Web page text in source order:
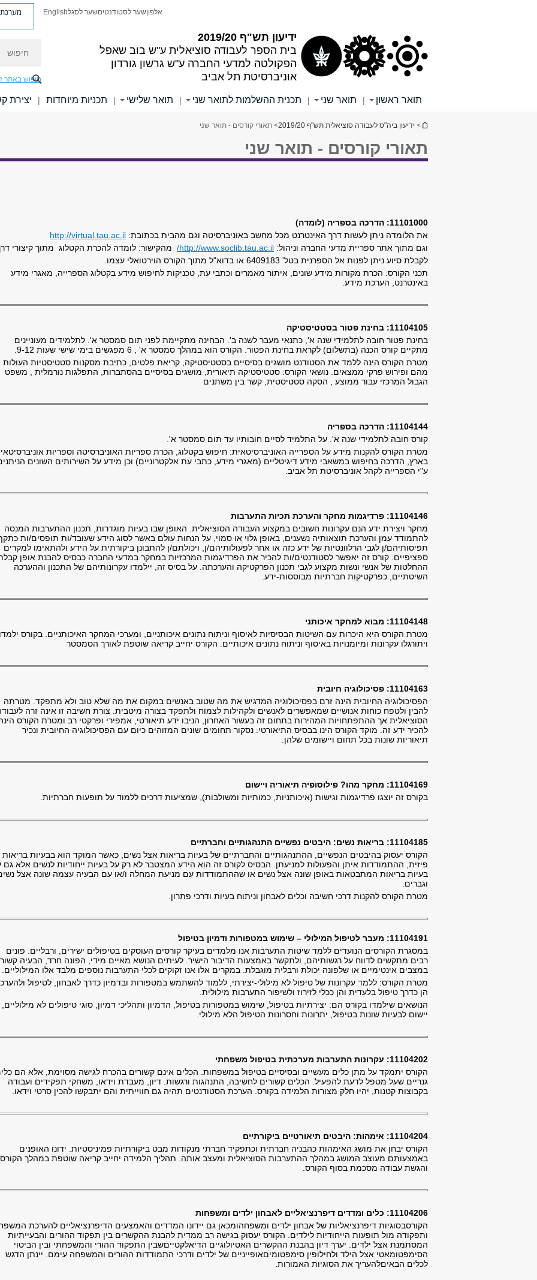
ידיעון תש"ף 2019/20
בית הספר לעבודה סוציאלית ע"ש בוב שאפל
הפקולטה למדעי החברה ע"ש גרשון גורדון
אוניברסיטת תל אביב
אלפוןשער לסטודנטיםשער לסגלEnglish מערכת
חיפוש באתר
תואר ראשון | תואר שני | תכנית ההשלמות לתואר שני | תואר שלישי | תכניות מיוחדות | יצירת
הינך נמצא כאן
> ידיעון ביה"ס לעבודה סוציאלית תש"ף 2019/20 > תאורי קורסים - תואר שני
תאורי קורסים - תואר שני
11101000: הדרכה בספריה (לומדה)
את הלומדה ניתן לעשות דרך האינטרנט מכל מחשב באוניברסיטה וגם מהבית בכתובת: http://virtual.tau.ac.il
וגם מתוך אתר ספריית מדעי החברה וניהול: http://www.soclib.tau.ac.il/
מהקישור: לומדה להכרת הקטלוג מתוך קיצורי
לקבלת סיוע ניתן לפנות אל הספרנית בטל' 6409183 או בדוא"ל מתוך הקורס הוירטואלי עצמו.
תכני הקורס: הכרת מקורות מידע שונים, איתור מאמרים וכתבי עת, טכניקות לחיפוש מידע בקטלוג הספרייה, מאגרי מידע
באינטרנט, הערכת מידע.
11104105: בחינת פטור בסטטיסטיקה
בחינת פטור חובה לתלמידי שנה א', כתנאי מעבר לשנה ב'. הבחינה מתקיימת לפני תום סמסטר א'. לתלמידים מעוניינים
מתקיים קורס הכנה (בתשלום) לקראת בחינת הפטור. הקורס הוא במהלך סמסטר א' , 6 מפגשים בימי שישי שעות 9-12.
מטרת הקורס הינה ללמד את הסטודנט מושגים בסיסיים בסטטיסטיקה, קריאת פלטים, כתיבת מסקנות סטטיסטיות העולות
מהם ופירוש פרקי ממצאים. נושאי הקורס: סטטיסטיקה תיאורית, מושגים בסיסיים בהסתברות, התפלגות נורמלית , משפט
הגבול המרכזי עבור ממוצע , הסקה סטטיסטית, קשר בין משתנים
11104144: הדרכה בספריה
קורס חובה לתלמידי שנה א'. על התלמיד לסיים חובותיו עד תום סמסטר א'.
מטרת הקורס להקנות מידע על הספרייה האוניברסיטאית: חיפוש בקטלוג, הכרת ספריות האוניברסיטה וספריות
בארץ, הדרכה בחיפוש במשאבי מידע דיגיטליים (מאגרי מידע, כתבי עת אלקטרוניים) וכן מידע על השירותים השונים
ע"י הספרייה לקהל אוניברסיטת תל אביב.
11104146: פרדיגמות מחקר והערכת תכיות התערבות
מחקר ויצירת ידע הנם עקרונות חשובים במקצוע העבודה הסוציאלית. האופן שבו בעיות מוגדרות, תכנון ההתערבות המנסה
להתמודד עמן והערכת תוצאותיה נשענים, באופן גלוי או סמוי, על הנחות עולם באשר לסוג הידע שעובד/ות תופסים/ות
תפיסותיהם/ן לגבי הרלוונטיות של ידע כזה או אחר לפעולותיהם/ן, ויכולתם/ן להתבונן ביקורתית על הידע ולהתאימו למקרים
ספציפיים. קורס זה יאפשר לסטודנטים/ות להכיר את הפרדיגמות המרכזיות במחקר במדעי החברה כבסיס להבנת אופן
ההחלטות של אנשי ונשות מקצוע לגבי תכנון הפרקטיקה והערכתה. על בסיס זה, יילמדו עקרונותיהם של התכנון וההערכה
השיטתיים, כפרקטיקות חברתיות מבוססות-ידע.
11104148: מבוא למחקר איכותני
מטרת הקורס היא היכרות עם השיטות הבסיסיות לאיסוף וניתוח נתונים איכותניים, ומערכי המחקר האיכותניים. בקורס
ויתורגלו עקרונות ומיומנויות באיסוף וניתוח נתונים איכותיים. הקורס יחייב קריאה שוטפת לאורך הסמסטר
11104163: פסיכולוגיה חיובית
הפסיכולוגיה החיובית הינה זרם בפסיכולוגיה המדגיש את מה שטוב באנשים במקום את מה שלא טוב ולא מתפקד. מטרתה
להבין ולטפח כוחות אנושיים שמאפשרים לאנשים ולקהילות לצמוח ולתפקד בצורה מיטבית. צורת חשיבה זו אינה זרה
הסוציאלית אך ההתפתחויות המהירות בתחום זה בעשור האחרון, הניבו ידע תיאורטי, אמפירי ופרקטי רב ומטרת הקורס
להכיר ידע זה. מוקד הקורס הינו בבסיס התיאורטי: נסקור תחומים שונים המזוהים כיום עם הפסיכולוגיה החיובית ונכיר
תיאוריות שונות בכל תחום ויישומים שלהן.
11104169: מחקר מהו? פילוסופיה תיאוריה ויישום
בקורס זה יוצגו פרדיגמות וגישות (איכותניות, כמותיות ומשולבות), שמציעות דרכים ללמוד על תופעות חברתיות.
11104185: בריאות נשים: היבטים נפשיים התנהגותיים וחברתיים
הקורס יעסוק בהיבטים הנפשיים, ההתנהגותיים והחברתיים של בעיות בריאות אצל נשים, כאשר המוקד הוא בבעיות בריאות
פיזית, ההתמודדות איתן והפעולות למניעתן. הבסיס לקורס זה הוא הידע המצטבר לא רק על בעיות ייחודיות לנשים אלא גם
בעיות בריאות המתבטאות באופן שונה אצל נשים או שההתמודדות עם מניעת המחלה ו/או עם הבעיה עצמה שונה אצל
וגברים.
מטרת הקורס להקנות דרכי חשיבה וכלים לאבחון וניתוח בעיות ודרכי פתרון.
11104191: מעבר לטיפול המילולי – שימוש במטפורות ודמיון בטיפול
במסגרת הקורסים הנועדים ללמד שיטות התערבות אנו מלמדים בעיקר קורסים העוסקים בטיפולים ישירים, ורבליים. פונים
רבים מתקשים לדווח על רגשותיהם, ולתקשר באמצעות הדיבור הישיר. לעיתים הנושא מאיים מידי, הפונה חרד, הבעיה
במצבים אינטימיים או שלפונה יכולת ורבלית מוגבלת. במקרים אלו אנו זקוקים לכלי התערבות נוספים מלבד אלו המילוליים.
מטרת הקורס: ללמד עקרונות של טיפול לא מילולי-יצירתי, ללמוד להשתמש במטפורות ובדמיון כדרך לאבחון, לטיפול
הן כדרך טיפול בלעדית והן ככלי לזירוז ולשיפור התערבות מילולית.
הנושאים שילמדו בקורס הם: יצירתיות בטיפול, שימוש במטפורות בטיפול, הדמיון ותהליכי דמיון, סוגי טיפולים לא מילוליים,
יישום לבעיות שונות בטיפול, יתרונות וחסרונות הטיפול הלא מילולי.
11104202: עקרונות התערבות מערכתית בטיפול משפחתי
הקורס יתמקד על מתן כלים מעשיים ובסיסיים בטיפול במשפחות. הכלים אינם קשורים בהכרח לגישה מסוימת, אלא הם
גנריים שעל מטפל לדעת להפעיל. הכלים קשורים לחשיבה, התנהגות ורגשות. דיון, מעבדת וידאו, משחקי תפקידים ועבודה
בקבוצות קטנות, יהיו חלק מצורות הלמידה בקורס. הערכת הסטודנטים תהיה גם חווייתית והם יתבקשו להכין סרטי וידאו.
11104204: אימהות: היבטים תיאורטיים ביקורתיים
הקורס יבחן את מושג האימהות כהבניה חברתית וכתפקיד חברתי מנקודות מבט ביקורתיות פמיניסטיות. ידונו האופנים
באמצעותם מעוצב המושג במהלך ההתערבות הסוציאלית ומעצב אותה. תהליך הלמידה יחייב קריאה שוטפת במהלך הקורס
והגשת עבודה מסכמת בסוף הקורס.
11104206: כלים ומדדים דיפרנציאליים לאבחון ילדים ומשפחות
הקורסבסוגיות דיפרנציאליות של אבחון ילדים ומשפחהומכאן גם יידונו המדדים והאמצעים הדיפרנציאליים להערכת
ותפקודה מול תופעות הייחודיות לילדים. הקורס יעסוק בגישה רב ממדית להבנת ההקשרים בין תפקוד ההורים והבעייתיות
המסתמנת אצל ילדים. יערך דיון בהבנת ההקשרים האטיולוגיים הדיאלקטייםשבין התפקוד ההורי והמשפחתי ובין הביטוי
הסימפטומאטי אצל הילד ולחילופין סימפטומיםאופייניים של ילדים ודרכי התמודדות ההורים והמשפחה עימם. יינתן הדגש
לכלים הבאיםלהעריך את הסוגיות האמורות.